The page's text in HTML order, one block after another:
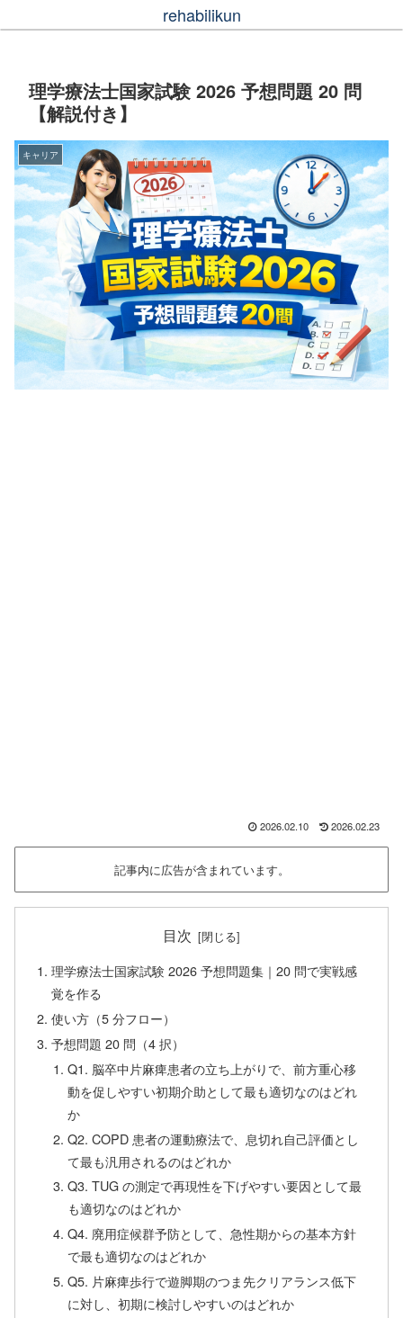
rehabilikun
理学療法士国家試験 2026 予想問題 20 問
【解説付き】
キャリア
2026.02.10 2026.02.23
記事内に広告が含まれています。
目次
理学療法士国家試験 2026 予想問題集｜20 問で実戦感
覚を作る
使い方（5 分フロー）
予想問題 20 問（4 択）
Q1. 脳卒中片麻痺患者の立ち上がりで、前方重心移
動を促しやすい初期介助として最も適切なのはどれ
か
Q2. COPD 患者の運動療法で、息切れ自己評価とし
て最も汎用されるのはどれか
Q3. TUG の測定で再現性を下げやすい要因として最
も適切なのはどれか
Q4. 廃用症候群予防として、急性期からの基本方針
で最も適切なのはどれか
Q5. 片麻痺歩行で遊脚期のつま先クリアランス低下
に対し、初期に検討しやすいのはどれか